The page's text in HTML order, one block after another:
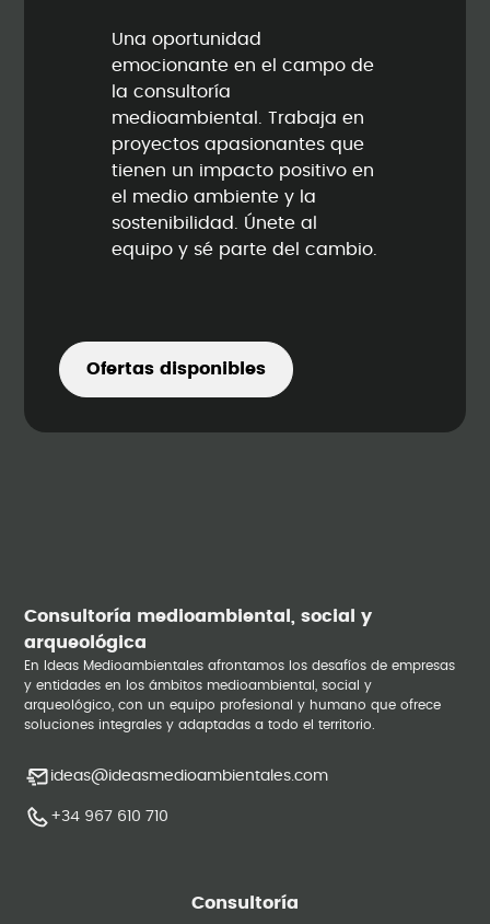
Una oportunidad
emocionante en el campo de
la consultoría
medioambiental. Trabaja en
proyectos apasionantes que
tienen un impacto positivo en
el medio ambiente y la
sostenibilidad. Únete al
equipo y sé parte del cambio.
Ofertas disponibles
Consultoría medioambiental, social y
arqueológica
En Ideas Medioambientales afrontamos los desafíos de empresas
y entidades en los ámbitos medioambiental, social y
arqueológico, con un equipo profesional y humano que ofrece
soluciones integrales y adaptadas a todo el territorio.
ideas@ideasmedioambientales.com
+34 967 610 710
Consultoría